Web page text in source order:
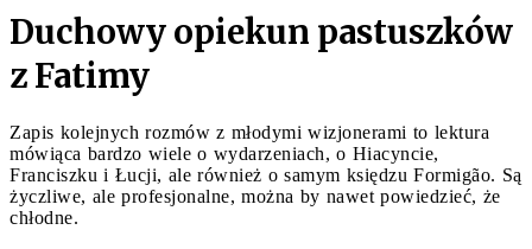
Duchowy opiekun pastuszków
z Fatimy
Zapis kolejnych rozmów z młodymi wizjonerami to lektura
mówiąca bardzo wiele o wydarzeniach, o Hiacyncie,
Franciszku i Łucji, ale również o samym księdzu Formigão. Są
życzliwe, ale profesjonalne, można by nawet powiedzieć, że
chłodne.